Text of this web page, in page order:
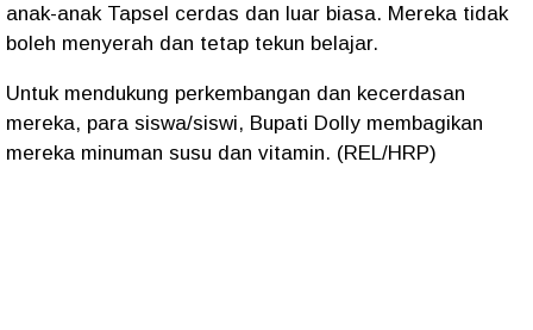
anak-anak Tapsel cerdas dan luar biasa. Mereka tidak
boleh menyerah dan tetap tekun belajar.
Untuk mendukung perkembangan dan kecerdasan
mereka, para siswa/siswi, Bupati Dolly membagikan
mereka minuman susu dan vitamin. (REL/HRP)